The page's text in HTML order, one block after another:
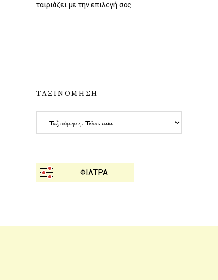
ταιριάζει με την επιλογή σας.
ΤΑΞΙΝΟΜΗΣΗ
ΦΙΛΤΡΑ